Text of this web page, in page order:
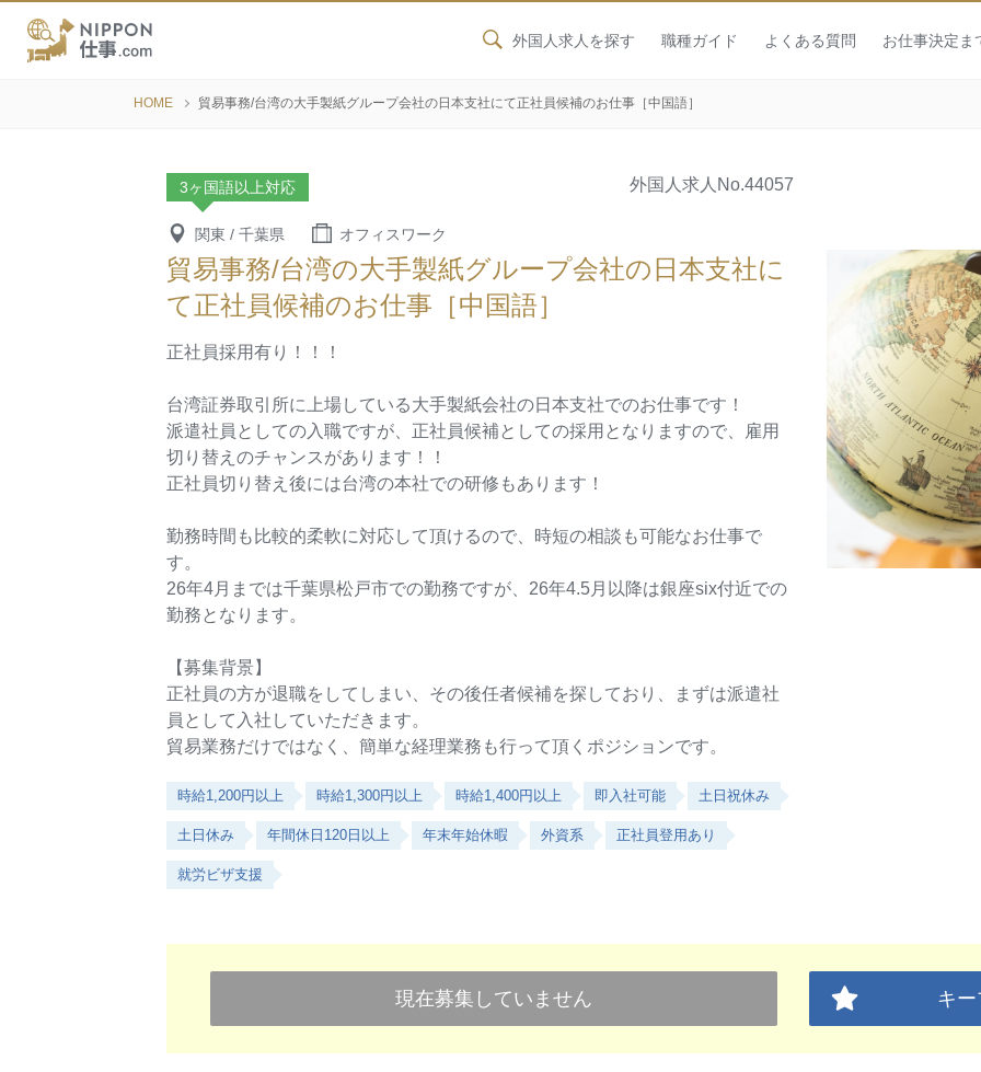
外国人求人を探す 職種ガイド よくある質問 お仕事決定ま
HOME 貿易事務/台湾の大手製紙グループ会社の日本支社にて正社員候補のお仕事［中国語］
3ヶ国語以上対応 外国人求人 No.44057
関東 / 千葉県 オフィスワーク
貿易事務/台湾の大手製紙グループ会社の日本支社に
て正社員候補のお仕事［中国語］
正社員採用有り！！！
台湾証券取引所に上場している大手製紙会社の日本支社でのお仕事です！
派遣社員としての入職ですが、正社員候補としての採用となりますので、雇用
切り替えのチャンスがあります！！
正社員切り替え後には台湾の本社での研修もあります！
勤務時間も比較的柔軟に対応して頂けるので、時短の相談も可能なお仕事で
す。
26年4月までは千葉県松戸市での勤務ですが、26年4.5月以降は銀座six付近での
勤務となります。
【募集背景】
正社員の方が退職をしてしまい、その後任者候補を探しており、まずは派遣社
員として入社していただきます。
貿易業務だけではなく、簡単な経理業務も行って頂くポジションです。
時給1,200円以上 時給1,300円以上 時給1,400円以上 即入社可能 土日祝休み
土日休み 年間休日120日以上 年末年始休暇 外資系 正社員登用あり
就労ビザ支援
現在募集していません キー